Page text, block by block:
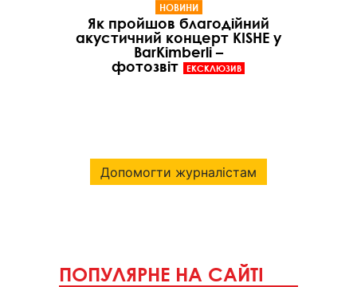
НОВИНИ
Як пройшов благодійний
акустичний концерт KISHE у
BarKimberli –
фотозвіт
ЕКСКЛЮЗИВ
Допомогти журналістам
ПОПУЛЯРНЕ НА САЙТІ